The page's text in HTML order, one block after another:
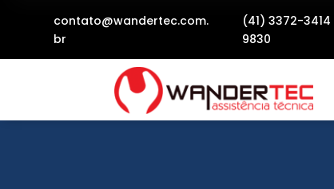
contato@wandertec.com.
br
(41) 3372-3414
9830